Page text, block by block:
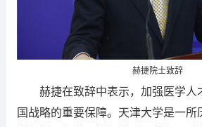
赫捷院士致辞
赫捷在致辞中表示，加强医学人
国战略的重要保障。天津大学是一所